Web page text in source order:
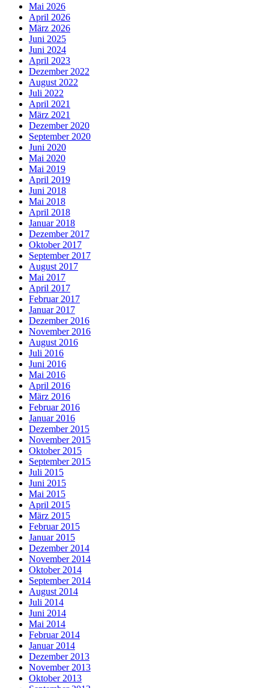
Mai 2026
April 2026
März 2026
Juni 2025
Juni 2024
April 2023
Dezember 2022
August 2022
Juli 2022
April 2021
März 2021
Dezember 2020
September 2020
Juni 2020
Mai 2020
Mai 2019
April 2019
Juni 2018
Mai 2018
April 2018
Januar 2018
Dezember 2017
Oktober 2017
September 2017
August 2017
Mai 2017
April 2017
Februar 2017
Januar 2017
Dezember 2016
November 2016
August 2016
Juli 2016
Juni 2016
Mai 2016
April 2016
März 2016
Februar 2016
Januar 2016
Dezember 2015
November 2015
Oktober 2015
September 2015
Juli 2015
Juni 2015
Mai 2015
April 2015
März 2015
Februar 2015
Januar 2015
Dezember 2014
November 2014
Oktober 2014
September 2014
August 2014
Juli 2014
Juni 2014
Mai 2014
Februar 2014
Januar 2014
Dezember 2013
November 2013
Oktober 2013